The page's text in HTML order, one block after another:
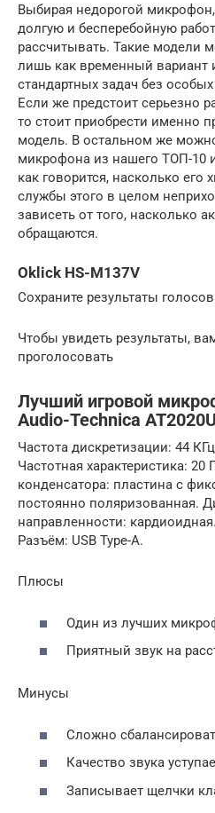
Выбирая недорогой
долгую и бесперебойную
рассчитывать. Такие модели
лишь как временный вариант
стандартных задач без
Если же предстоит серьезно
то стоит приобрести именно
модель. В остальном же
микрофона из нашего ТОП-10
как говорится, насколько его
службы этого в целом
зависеть от того, насколько
обращаются.
Oklick HS-M137V
Сохраните результаты
Чтобы увидеть результаты,
проголосовать
Лучший игровой
Audio-Technica
Частота дискретизации: 44
Частотная характеристика: 20
конденсатора: пластина с
постоянно поляризованная.
направленности:
Разъём: USB Type-A.
Плюсы
Один из лучших
Приятный звук на
Минусы
Сложно
Качество звука
Записывает щелчки